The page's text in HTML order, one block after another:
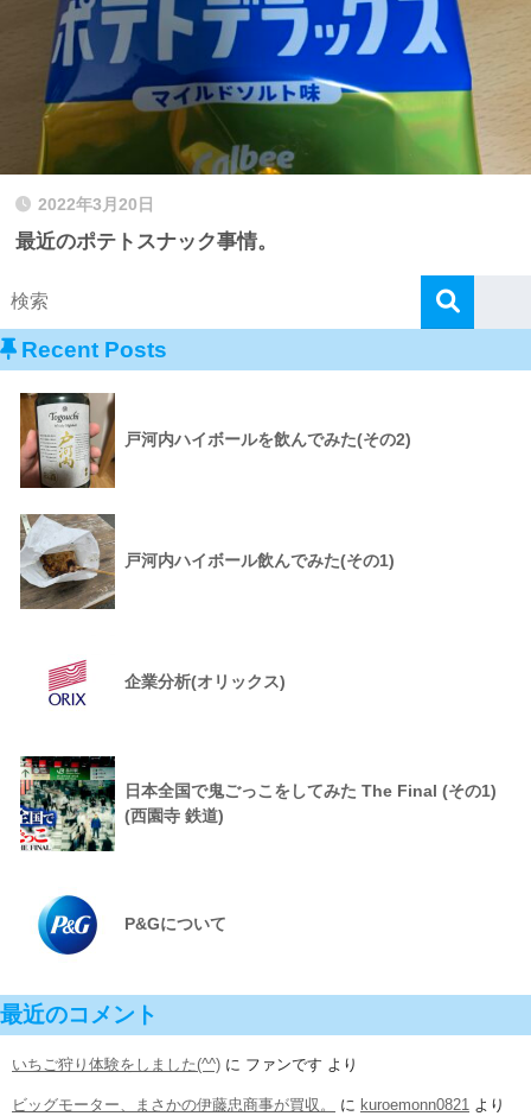
2022年3月20日
最近のポテトスナック事情。
Recent Posts
戸河内ハイボールを飲んでみた(その2)
戸河内ハイボール飲んでみた(その1)
企業分析(オリックス)
日本全国で鬼ごっこをしてみた The Final (その1)
(西園寺 鉄道)
P&Gについて
最近のコメント
いちご狩り体験をしました(^^) に ファンです より
ビッグモーター、まさかの伊藤忠商事が買収。 に kuroemonn0821 より